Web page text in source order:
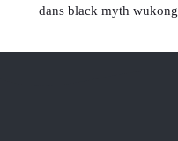
dans black myth wukong